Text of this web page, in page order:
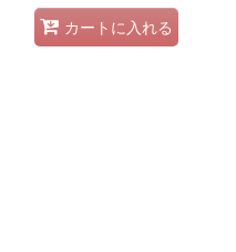
カートに入れる